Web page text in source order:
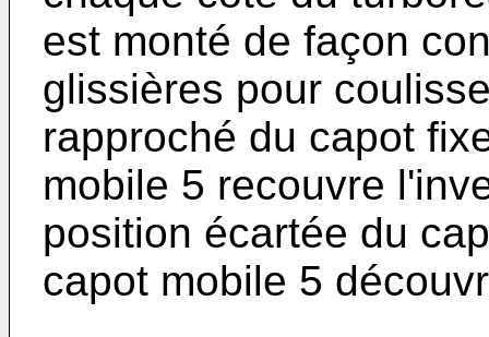
est monté de façon
glissières pour
rapproché du capot
mobile 5 recouvre
position écartée du
capot mobile 5